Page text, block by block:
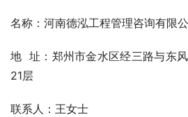
名称：河南德泓工程管理咨询有限
地  址：郑州市金水区经三路与东
21层
联系人：王女士